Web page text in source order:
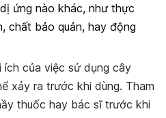
ứng nào khác, như thực
chất bảo quản, hay động
ích của việc sử dụng cây
xảy ra trước khi dùng. Tham
thuốc hay bác sĩ trước khi